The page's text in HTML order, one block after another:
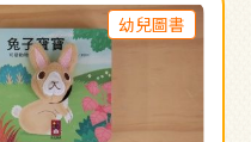
幼兒圖書